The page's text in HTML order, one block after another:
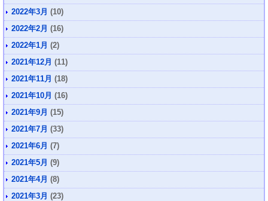
2022年3月 (10)
2022年2月 (16)
2022年1月 (2)
2021年12月 (11)
2021年11月 (18)
2021年10月 (16)
2021年9月 (15)
2021年7月 (33)
2021年6月 (7)
2021年5月 (9)
2021年4月 (8)
2021年3月 (23)